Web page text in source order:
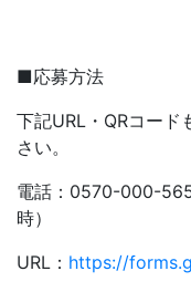
■応募方法
下記URL・QRコード
さい。
電話：0570-000-
時）
URL： https://